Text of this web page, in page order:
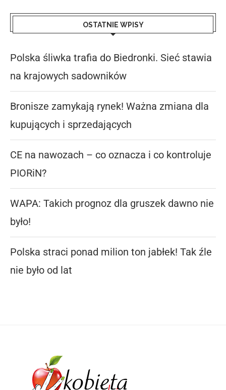
OSTATNIE WPISY
Polska śliwka trafia do Biedronki. Sieć stawia
na krajowych sadowników
Bronisze zamykają rynek! Ważna zmiana dla
kupujących i sprzedających
CE na nawozach – co oznacza i co kontroluje
PIORiN?
WAPA: Takich prognoz dla gruszek dawno nie
było!
Polska straci ponad milion ton jabłek! Tak źle
nie było od lat